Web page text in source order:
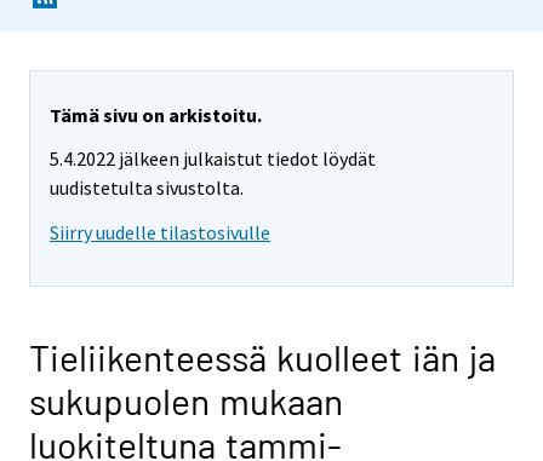
Tämä sivu on arkistoitu.
5.4.2022 jälkeen julkaistut tiedot löydät
uudistetulta sivustolta.
Siirry uudelle tilastosivulle
Tieliikenteessä kuolleet iän ja
sukupuolen mukaan
luokiteltuna tammi-